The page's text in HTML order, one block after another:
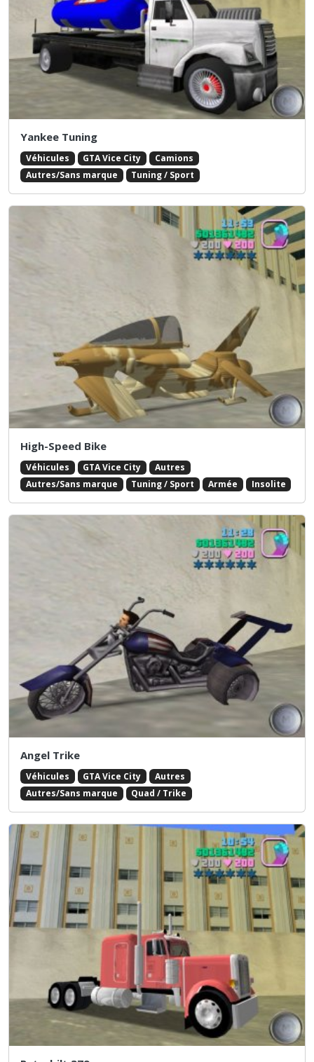
Yankee Tuning
Véhicules GTA Vice City
Camions
Autres/Sans marque
Tuning / Sport
High-Speed Bike
Véhicules GTA Vice City
Autres
Autres/Sans marque
Tuning / Sport Armée Insolite
Angel Trike
Véhicules GTA Vice City
Autres
Autres/Sans marque
Quad / Trike